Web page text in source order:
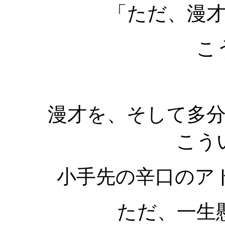
「ただ、漫
こ
漫才を、そして多
こう
小手先の辛口のア
ただ、一生